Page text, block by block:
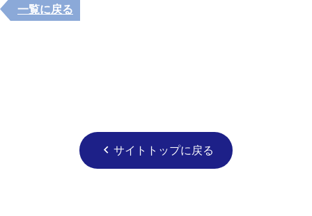
一覧に戻る
chevron_left サイトトップに戻る